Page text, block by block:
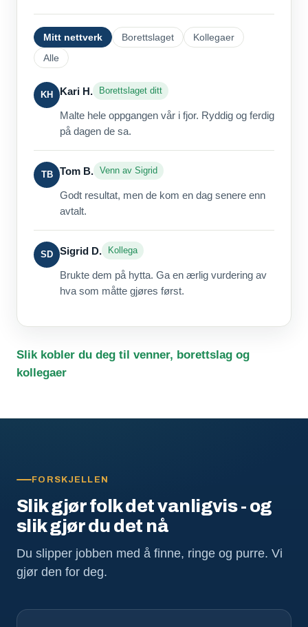
Mitt nettverk Borettslaget
Kollegaer
Alle
KH Kari H. Borettslaget ditt
Malte hele oppgangen vår i fjor. Ryddig og ferdig
på dagen de sa.
TB Tom B. Venn av Sigrid
Godt resultat, men de kom en dag senere enn
avtalt.
SD Sigrid D. Kollega
Brukte dem på hytta. Ga en ærlig vurdering av
hva som måtte gjøres først.
Slik kobler du deg til venner, borettslag og
kollegaer
FORSKJELLEN
Slik gjør folk det vanligvis - og
slik gjør du det nå
Du slipper jobben med å finne, ringe og purre. Vi
gjør den for deg.